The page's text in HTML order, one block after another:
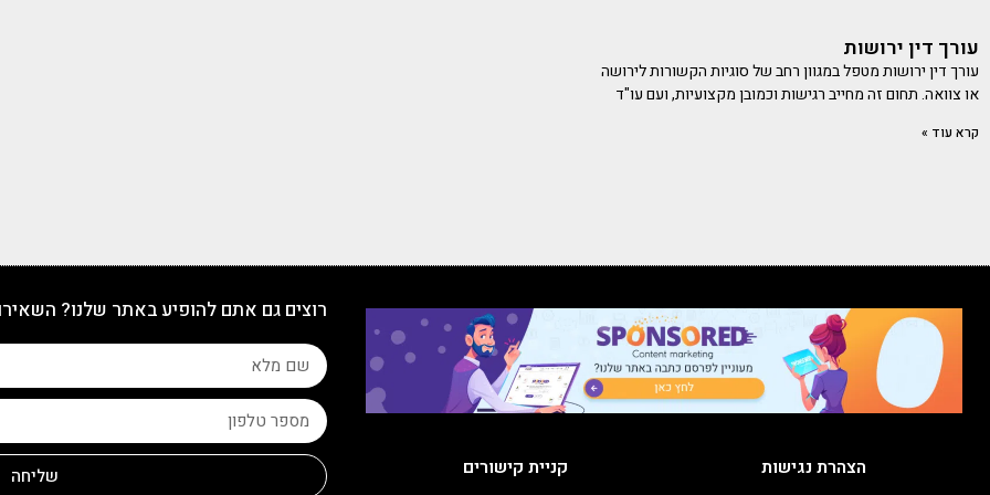
עורך דין ירושות
עורך דין ירושות מטפל במגוון רחב של סוגיות הקשורות לירושה
או צוואה. תחום זה מחייב רגישות וכמובן מקצועיות, ועם עו"ד
קרא עוד »
הצהרת נגישות קניית קישורים
רוצים גם אתם להופיע באתר שלנו?
שליחה